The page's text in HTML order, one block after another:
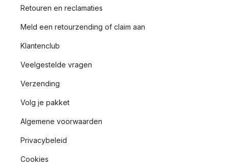
Retouren en reclamaties
Meld een retourzending of claim aan
Klantenclub
Veelgestelde vragen
Verzending
Volg je pakket
Algemene voorwaarden
Privacybeleid
Cookies